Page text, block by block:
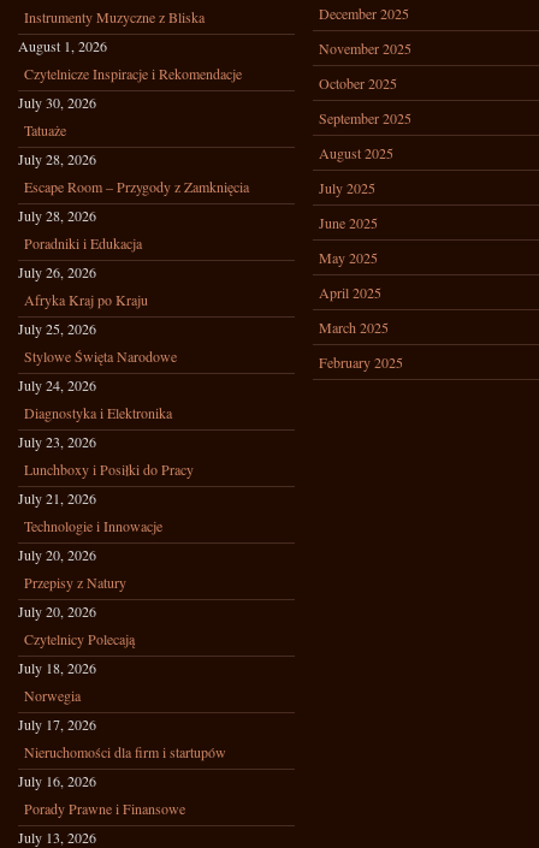
Instrumenty Muzyczne z Bliska
August 1, 2026
Czytelnicze Inspiracje i Rekomendacje
July 30, 2026
Tatuaże
July 28, 2026
Escape Room – Przygody z Zamknięcia
July 28, 2026
Poradniki i Edukacja
July 26, 2026
Afryka Kraj po Kraju
July 25, 2026
Stylowe Święta Narodowe
July 24, 2026
Diagnostyka i Elektronika
July 23, 2026
Lunchboxy i Posiłki do Pracy
July 21, 2026
Technologie i Innowacje
July 20, 2026
Przepisy z Natury
July 20, 2026
Czytelnicy Polecają
July 18, 2026
Norwegia
July 17, 2026
Nieruchomości dla firm i startupów
July 16, 2026
Porady Prawne i Finansowe
July 13, 2026
December 2025
November 2025
October 2025
September 2025
August 2025
July 2025
June 2025
May 2025
April 2025
March 2025
February 2025